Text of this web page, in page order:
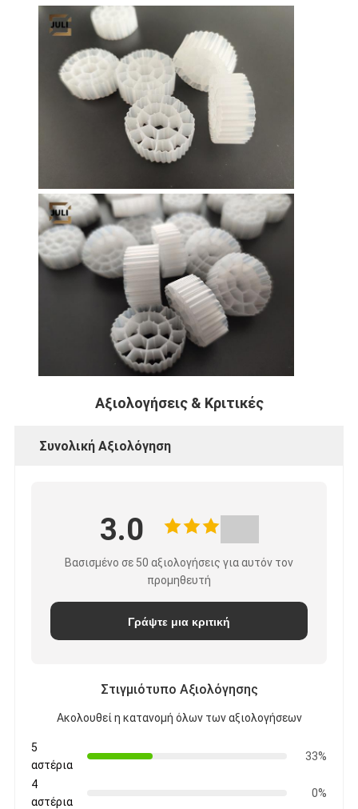
Αξιολογήσεις & Κριτικές
Συνολική Αξιολόγηση
3.0
Βασισμένο σε 50 αξιολογήσεις για αυτόν τον
προμηθευτή
Γράψτε μια κριτική
Στιγμιότυπο Αξιολόγησης
Ακολουθεί η κατανομή όλων των αξιολογήσεων
5
αστέρια
33%
4
αστέρια
0%